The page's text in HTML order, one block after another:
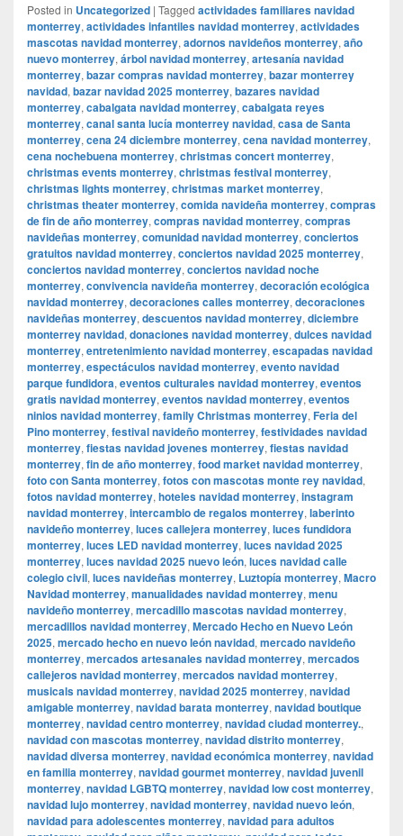
Posted in Uncategorized | Tagged actividades familiares navidad
monterrey, actividades infantiles navidad monterrey, actividades
mascotas navidad monterrey, adornos navideños monterrey, año
nuevo monterrey, árbol navidad monterrey, artesanía navidad
monterrey, bazar compras navidad monterrey, bazar monterrey
navidad, bazar navidad 2025 monterrey, bazares navidad
monterrey, cabalgata navidad monterrey, cabalgata reyes
monterrey, canal santa lucía monterrey navidad, casa de Santa
monterrey, cena 24 diciembre monterrey, cena navidad monterrey,
cena nochebuena monterrey, christmas concert monterrey,
christmas events monterrey, christmas festival monterrey,
christmas lights monterrey, christmas market monterrey,
christmas theater monterrey, comida navideña monterrey, compras
de fin de año monterrey, compras navidad monterrey, compras
navideñas monterrey, comunidad navidad monterrey, conciertos
gratuitos navidad monterrey, conciertos navidad 2025 monterrey,
conciertos navidad monterrey, conciertos navidad noche
monterrey, convivencia navideña monterrey, decoración ecológica
navidad monterrey, decoraciones calles monterrey, decoraciones
navideñas monterrey, descuentos navidad monterrey, diciembre
monterrey navidad, donaciones navidad monterrey, dulces navidad
monterrey, entretenimiento navidad monterrey, escapadas navidad
monterrey, espectáculos navidad monterrey, evento navidad
parque fundidora, eventos culturales navidad monterrey, eventos
gratis navidad monterrey, eventos navidad monterrey, eventos
ninios navidad monterrey, family Christmas monterrey, Feria del
Pino monterrey, festival navideño monterrey, festividades navidad
monterrey, fiestas navidad jovenes monterrey, fiestas navidad
monterrey, fin de año monterrey, food market navidad monterrey,
foto con Santa monterrey, fotos con mascotas monte rey navidad,
fotos navidad monterrey, hoteles navidad monterrey, instagram
navidad monterrey, intercambio de regalos monterrey, laberinto
navideño monterrey, luces callejera monterrey, luces fundidora
monterrey, luces LED navidad monterrey, luces navidad 2025
monterrey, luces navidad 2025 nuevo león, luces navidad calle
colegio civil, luces navideñas monterrey, Luztopía monterrey, Macro
Navidad monterrey, manualidades navidad monterrey, menu
navideño monterrey, mercadillo mascotas navidad monterrey,
mercadillos navidad monterrey, Mercado Hecho en Nuevo León
2025, mercado hecho en nuevo león navidad, mercado navideño
monterrey, mercados artesanales navidad monterrey, mercados
callejeros navidad monterrey, mercados navidad monterrey,
musicals navidad monterrey, navidad 2025 monterrey, navidad
amigable monterrey, navidad barata monterrey, navidad boutique
monterrey, navidad centro monterrey, navidad ciudad monterrey.,
navidad con mascotas monterrey, navidad distrito monterrey,
navidad diversa monterrey, navidad económica monterrey, navidad
en familia monterrey, navidad gourmet monterrey, navidad juvenil
monterrey, navidad LGBTQ monterrey, navidad low cost monterrey,
navidad lujo monterrey, navidad monterrey, navidad nuevo león,
navidad para adolescentes monterrey, navidad para adultos